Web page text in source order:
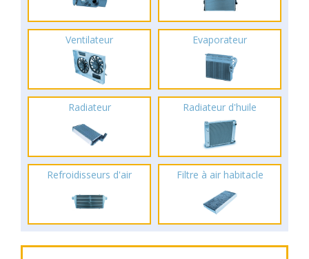
Ventilateur Evaporateur
Radiateur Radiateur d'huile
Refroidisseurs d'air Filtre à air habitacle